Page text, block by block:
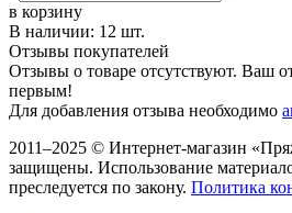
в корзину
В наличии: 12 шт.
Отзывы покупателей
Отзывы о товаре отсутствуют. Ваш
первым!
Для добавления отзыва необходимо
2011–2025 © Интернет-магазин
защищены. Использование
преследуется по закону. Политика